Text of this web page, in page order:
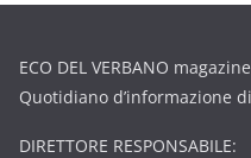
ECO DEL VERBANO magazine
Quotidiano d’informazione
DIRETTORE RESPONSABILE: